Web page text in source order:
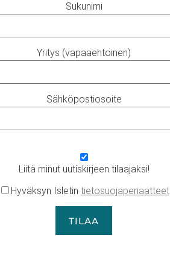
Sukunimi
Yritys (vapaaehtoinen)
Sähköpostiosoite
Liitä minut uutiskirjeen tilaajaksi!
Hyväksyn Isletin tietosuojaperiaatteet